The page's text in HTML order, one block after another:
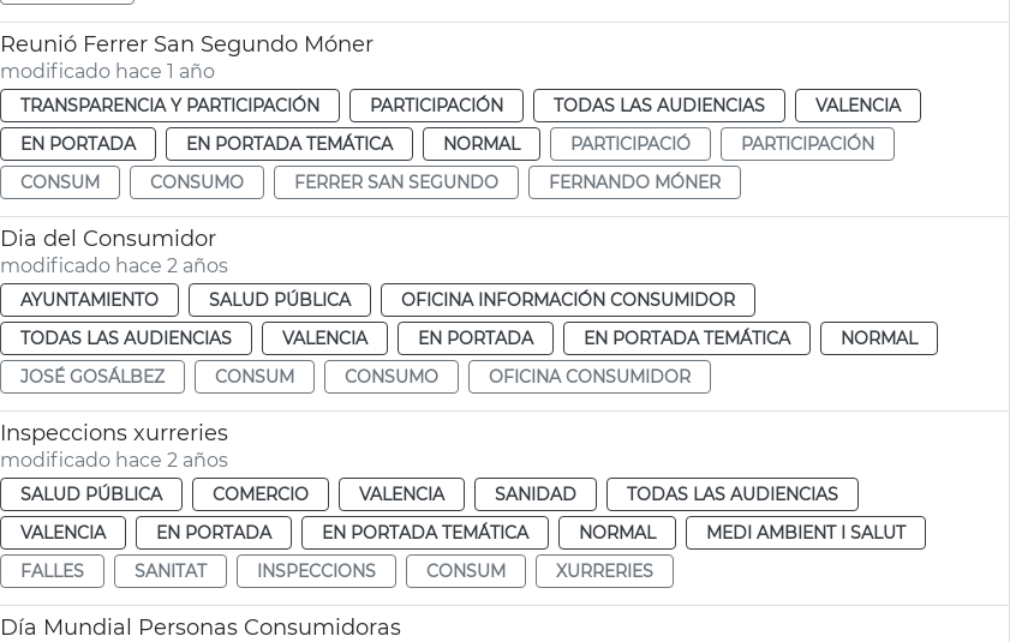
Reunió Ferrer San Segundo Móner
modificado hace 1 año
TRANSPARENCIA Y PARTICIPACIÓN PARTICIPACIÓN TODAS LAS AUDIENCIAS
VALENCIA
EN PORTADA
EN PORTADA TEMÁTICA NORMAL PARTICIPACIÓ
PARTICIPACIÓN
CONSUM
CONSUMO FERRER SAN SEGUNDO FERNANDO MÓNER
Dia del Consumidor
modificado hace 2 años
AYUNTAMIENTO SALUD PÚBLICA
OFICINA INFORMACIÓN CONSUMIDOR
TODAS LAS AUDIENCIAS
VALENCIA EN PORTADA EN PORTADA TEMÁTICA
NORMAL
JOSÉ GOSÁLBEZ
CONSUM CONSUMO OFICINA CONSUMIDOR
Inspeccions xurreries
modificado hace 2 años
SALUD PÚBLICA COMERCIO VALENCIA SANIDAD
TODAS LAS AUDIENCIAS
VALENCIA
EN PORTADA EN PORTADA TEMÁTICA NORMAL
MEDI AMBIENT I SALUT
FALLES
SANITAT INSPECCIONS CONSUM XURRERIES
Día Mundial Personas Consumidoras